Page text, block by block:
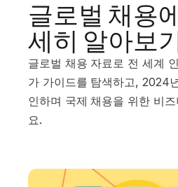
글로벌 채용
세히 알아보
글로벌 채용 자료로 전 세계
가 가이드를 탐색하고, 2024
인하며 국제 채용을 위한 비
요.